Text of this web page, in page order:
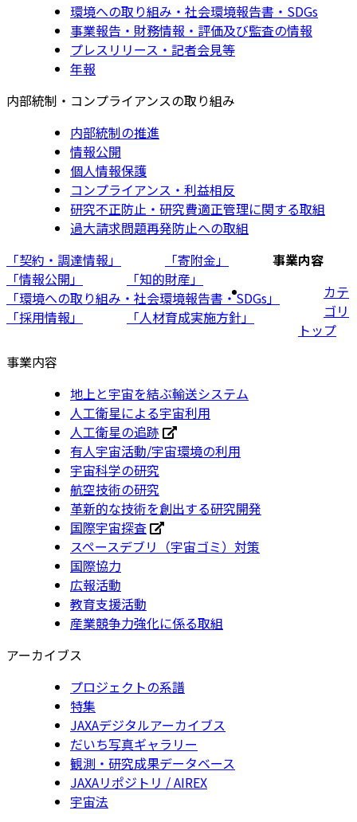
環境への取り組み・社会環境報告書・SDGs
事業報告・財務情報・評価及び監査の情報
プレスリリース・記者会見等
年報
内部統制・コンプライアンスの取り組み
内部統制の推進
情報公開
個人情報保護
コンプライアンス・利益相反
研究不正防止・研究費適正管理に関する取組
過大請求問題再発防止への取組
「契約・調達情報」
「寄附金」
「情報公開」
「知的財産」
「環境への取り組み・社会環境報告書・SDGs」
「採用情報」
「人材育成実施方針」
事業内容
カテ
ゴリ
トップ
事業内容
地上と宇宙を結ぶ輸送システム
人工衛星による宇宙利用
人工衛星の追跡
有人宇宙活動/宇宙環境の利用
宇宙科学の研究
航空技術の研究
革新的な技術を創出する研究開発
国際宇宙探査
スペースデブリ（宇宙ゴミ）対策
国際協力
広報活動
教育支援活動
産業競争力強化に係る取組
アーカイブス
プロジェクトの系譜
特集
JAXAデジタルアーカイブス
だいち写真ギャラリー
観測・研究成果データベース
JAXAリポジトリ / AIREX
宇宙法